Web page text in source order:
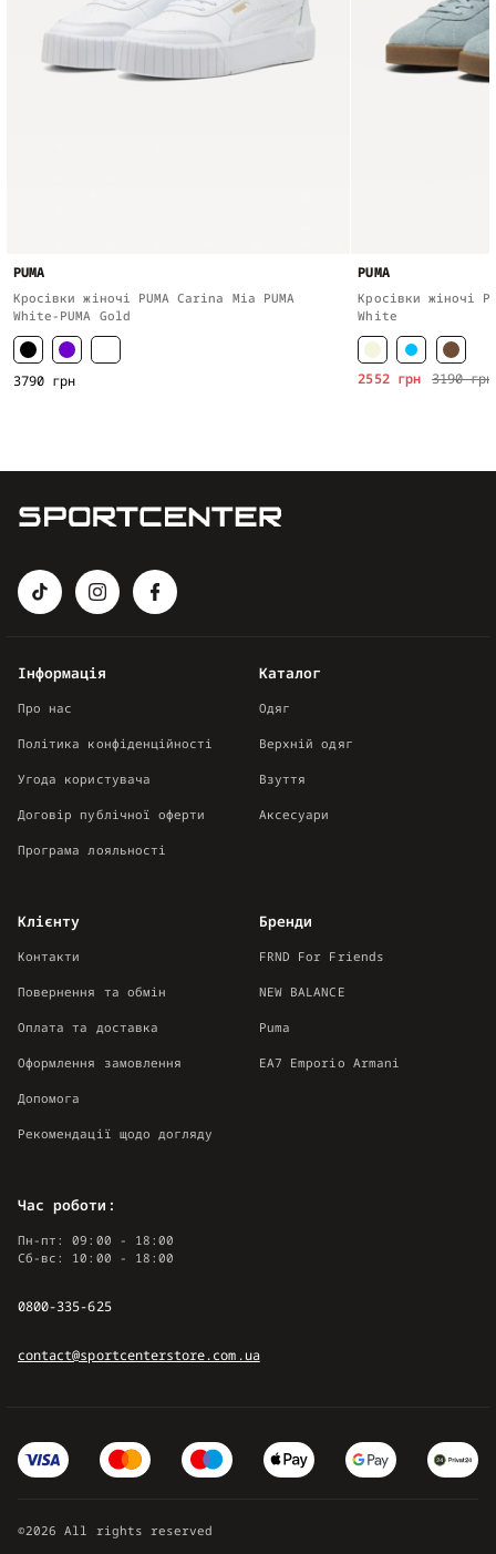
PUMA
Кросівки жіночі PUMA Carina Mia PUMA
White-PUMA Gold
3790 грн
PUMA
Кросівки жіночі
White
3190 грн
2552 грн
Каталог
Одяг
Верхній одяг
Взуття
Аксесуари
Інформація
Про нас
Політика конфіденційності
Угода користувача
Договір публічної оферти
Програма лояльності
Клієнту
Контакти
Повернення та обмін
Оплата та доставка
Оформлення замовлення
Допомога
Рекомендації щодо догляду
Бренди
FRND For Friends
NEW BALANCE
Puma
EA7 Emporio Armani
Час роботи:
Пн-пт: 09:00 - 18:00
Сб-вс: 10:00 - 18:00
0800-335-625
contact@sportcenterstore.com.ua
©2026 All rights reserved